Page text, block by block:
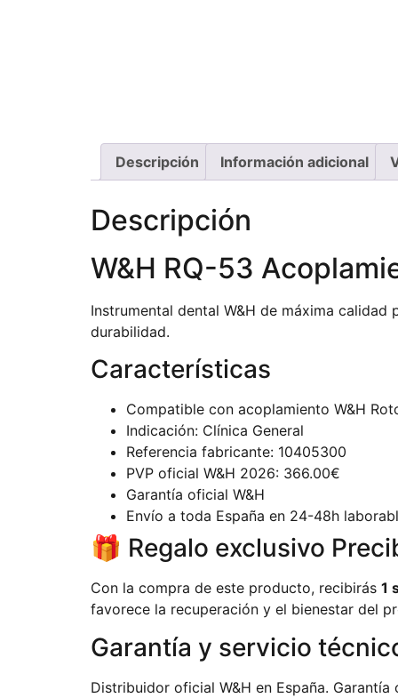
Descripción Información adicional
Descripción
W&H RQ-53
Instrumental dental W&H de máxima
durabilidad.
Características
Compatible con acoplamiento W&H
Indicación: Clínica General
Referencia fabricante: 10405300
PVP oficial W&H 2026: 366.00€
Garantía oficial W&H
Envío a toda España en 24-48h
🎁 Regalo exclusivo
Con la compra de este producto, recibirás 1
favorece la recuperación y el bienestar del
Garantía y servicio
Distribuidor oficial W&H en España.